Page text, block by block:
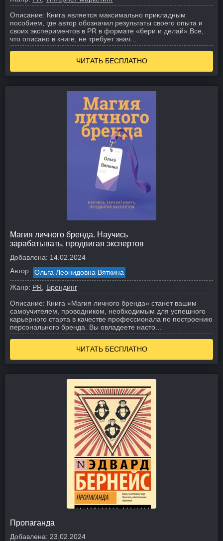
Описание: Книга является максимально прикладным
пособием, где автор обозначил результаты своего опыта и
своих экспериментов в PR в формате «бери и делай». Все,
что описано в книге, не требует знач...
ЧИТАТЬ БЕСПЛАТНО
Магия личного бренда. Научись
зарабатывать, продвигая экспертов
Добавлена: 14.02.2024
Автор: Ольга Леонидовна Вяткина
Жанр: PR
Брендинг
Описание: Книга «Магия личного бренда» станет вашим
самоучителем, проводником, необходимым для успешного
карьерного старта в качестве профессионала по построению
персонального бренда. Вы овладеете насто...
ЧИТАТЬ БЕСПЛАТНО
Пропаганда
Добавлена: 23.02.2024